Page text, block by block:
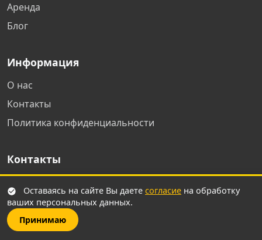
Новороссийск
Адлер
Челябинск
Аренда
Блог
Информация
О нас
Контакты
Политика конфиденциальности
Контакты
+7 (931) 111-80-84
Оставаясь на сайте Вы даете согласие на обработку
ваших персональных данных.
Принимаю